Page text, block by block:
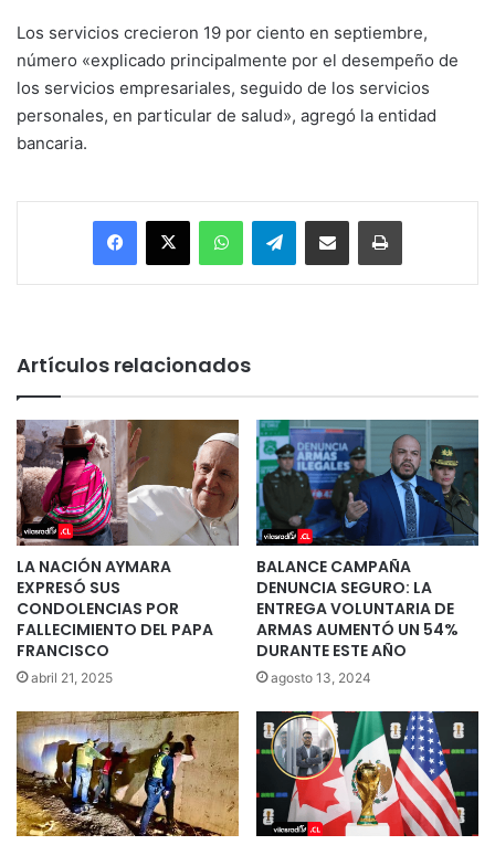
Los servicios crecieron 19 por ciento en septiembre,
número «explicado principalmente por el desempeño de
los servicios empresariales, seguido de los servicios
personales, en particular de salud», agregó la entidad
bancaria.
Facebook
X WhatsAppTelegramEnviar vía email Imprimir
Artículos relacionados
LA NACIÓN AYMARA
EXPRESÓ SUS
CONDOLENCIAS POR
FALLECIMIENTO DEL PAPA
FRANCISCO
abril 21, 2025
BALANCE CAMPAÑA
DENUNCIA SEGURO: LA
ENTREGA VOLUNTARIA DE
ARMAS AUMENTÓ UN 54%
DURANTE ESTE AÑO
agosto 13, 2024